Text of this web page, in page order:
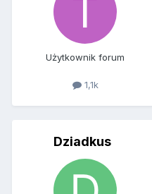
Użytkownik forum
1,1k
Dziadkus